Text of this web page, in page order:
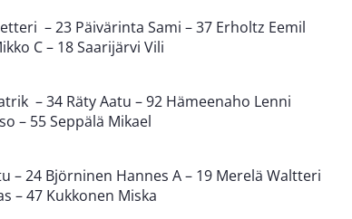
– 23 Päivärinta Sami – 37 Erholtz Eemil
C – 18 Saarijärvi Vili
– 34 Räty Aatu – 92 Hämeenaho Lenni
– 55 Seppälä Mikael
– 24 Björninen Hannes A – 19 Merelä Waltteri
– 47 Kukkonen Miska